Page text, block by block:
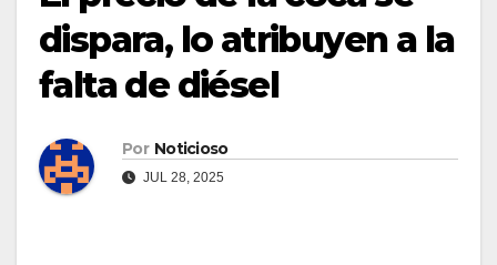
dispara, lo atribuyen a la
falta de diésel
Por Noticioso
JUL 28, 2025